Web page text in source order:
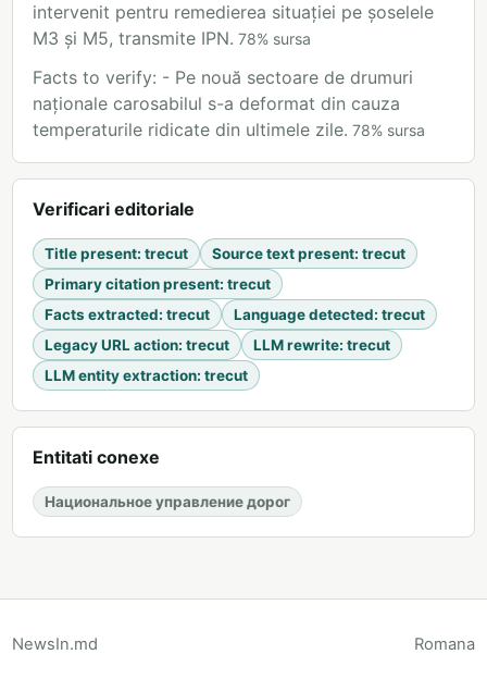
intervenit pentru remedierea situației pe șoselele
M3 și M5, transmite IPN. 78% sursa
Facts to verify: - Pe nouă sectoare de drumuri
naționale carosabilul s-a deformat din cauza
temperaturile ridicate din ultimele zile. 78% sursa
Verificari editoriale
Title present: trecut Source text present: trecut
Primary citation present: trecut
Facts extracted: trecut Language detected: trecut
Legacy URL action: trecut LLM rewrite: trecut
LLM entity extraction: trecut
Entitati conexe
Национальное управление дорог
NewsIn.md Romana